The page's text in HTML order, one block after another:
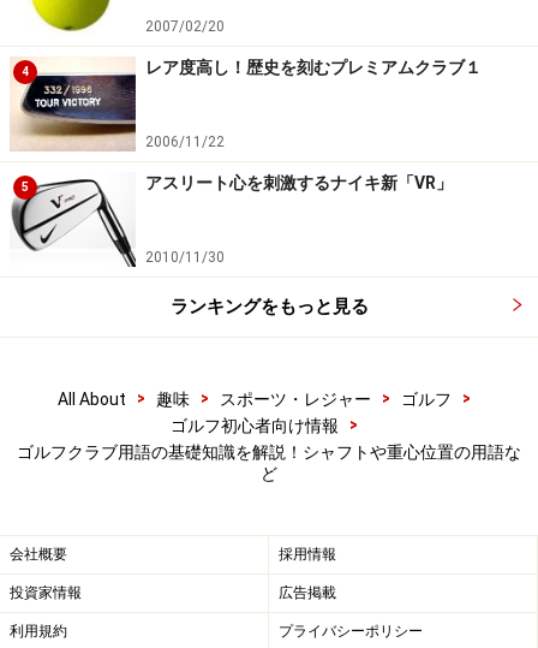
を逆転してしまう恐れあり。
（４） フェースアングル
シャフトに対してのクラブフェースの角度を示す数値。
フェース角とも呼ばれる。クラブを構えたときに、フェ
ースが左に１度向いて見えるものを「＋1（プラス1）
度」と呼ぶ。ドライバーの方向性に大きく関わる数値だ
が、掲載していないカタログが多いのは残念。個体差の
出やすい部分で、同じモデルでも数値の違いが見られ
る。当然ながら、左に向いているものは左に行きやす
ゴルフクラブ用語2：シャフトに関する用語
シャフトの性能を示す用語も多くあります。この辺から
複雑なものが多くなりますが、一見、変化に乏しいゴル
フクラブのシャフトの特性を知る手がかりになるので、
少しづつ覚えていきましょう。
2007/02/20
4 レア度高し！歴史を刻むプレミアムクラブ１
2006/11/22
5 アスリート心を刺激するナイキ新「VR」
2010/11/30
ランキングをもっと見る
All About > 趣味 > スポーツ・レジャー > ゴルフ
>
ゴルフ初心者向け情報
>
ゴルフクラブ用語の基礎知識を解説！シャフトや重心位置の用語な
ど
会社概要 採用情報
投資家情報 広告掲載
利用規約 プライバシーポリシー